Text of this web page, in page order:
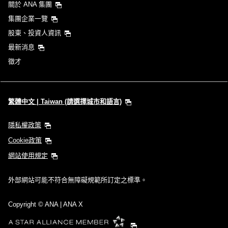
關於 ANA 集團
集團企業一覽
股東、投資人資訊
最新消息
徵才
繁體中文 | Taiwan (請選擇城市和語言)
隱私權政策
Cookie政策
網站使用規定
外部網站可能不符合無障礙規範所訂定之標準。
Copyright © ANA | ANA X